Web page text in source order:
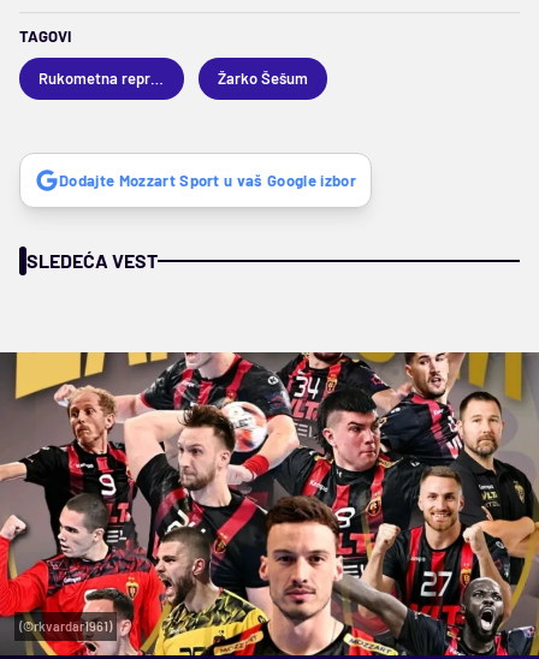
TAGOVI
Žarko Šešum
Dodajte Mozzart Sport u vaš Google izbor
SLEDEĆA VEST
(©rkvardar1961)